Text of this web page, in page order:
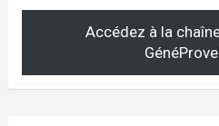
Accédez à la